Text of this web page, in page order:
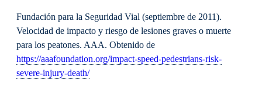
Fundación para la Seguridad Vial (septiembre de 2011).
Velocidad de impacto y riesgo de lesiones graves o muerte
para los peatones. AAA. Obtenido de
https://aaafoundation.org/impact-speed-pedestrians-risk-
severe-injury-death/